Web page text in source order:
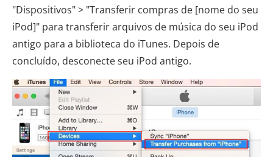
"Dispositivos" > "Transferir compras de [nome do seu
iPod]" para transferir arquivos de música do seu iPod
antigo para a biblioteca do iTunes. Depois de
concluído, desconecte seu iPod antigo.